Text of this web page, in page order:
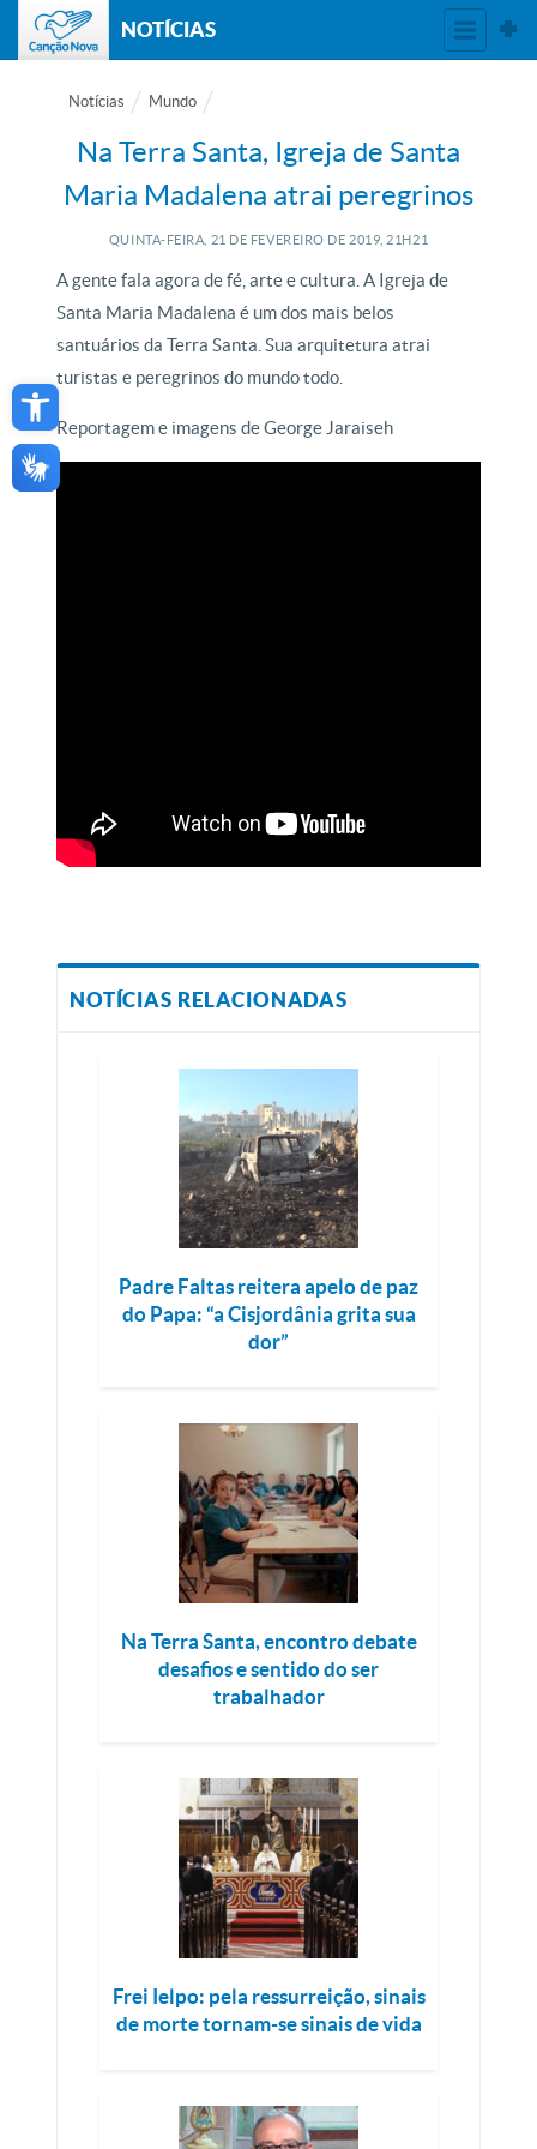
Open toolbar
NOTÍCIAS
Notícias Mundo
Na Terra Santa, Igreja de Santa
Maria Madalena atrai peregrinos
QUINTA-FEIRA, 21 DE FEVEREIRO DE 2019, 21H21
A gente fala agora de fé, arte e cultura. A Igreja de
Santa Maria Madalena é um dos mais belos
santuários da Terra Santa. Sua arquitetura atrai
turistas e peregrinos do mundo todo.
Reportagem e imagens de George Jaraiseh
NOTÍCIAS RELACIONADAS
Padre Faltas reitera apelo de paz
do Papa: “a Cisjordânia grita sua
dor”
Na Terra Santa, encontro debate
desafios e sentido do ser
trabalhador
Frei Ielpo: pela ressurreição, sinais
de morte tornam-se sinais de vida